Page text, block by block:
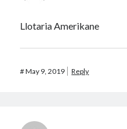
Llotaria Amerikane
#May 9, 2019 Reply